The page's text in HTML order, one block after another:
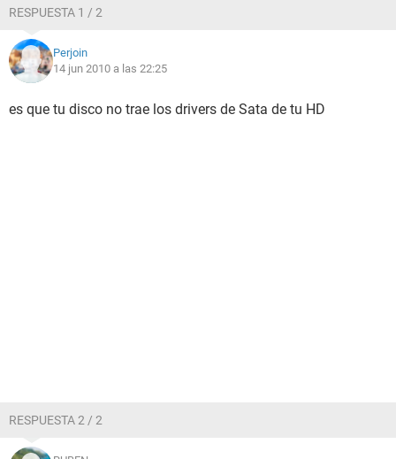
RESPUESTA 1 / 2
Perjoin
14 jun 2010 a las 22:25
es que tu disco no trae los drivers de Sata de tu HD
RESPUESTA 2 / 2